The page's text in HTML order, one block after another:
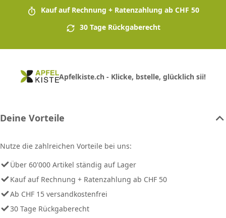
Kauf auf Rechnung + Ratenzahlung ab CHF 50
30 Tage Rückgaberecht
Apfelkiste.ch - Klicke, bstelle, glücklich sii!
Deine Vorteile
Nutze die zahlreichen Vorteile bei uns:
Über 60'000 Artikel ständig auf Lager
Kauf auf Rechnung + Ratenzahlung ab CHF 50
Ab CHF 15 versandkostenfrei
30 Tage Rückgaberecht